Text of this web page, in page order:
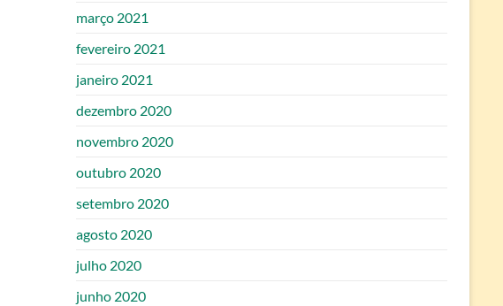
março 2021
fevereiro 2021
janeiro 2021
dezembro 2020
novembro 2020
outubro 2020
setembro 2020
agosto 2020
julho 2020
junho 2020